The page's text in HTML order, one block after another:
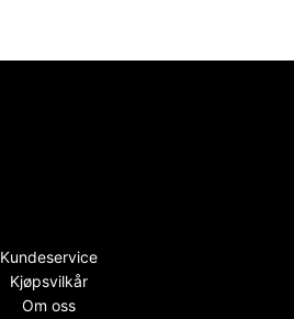
Kundeservice
Kjøpsvilkår
Om oss